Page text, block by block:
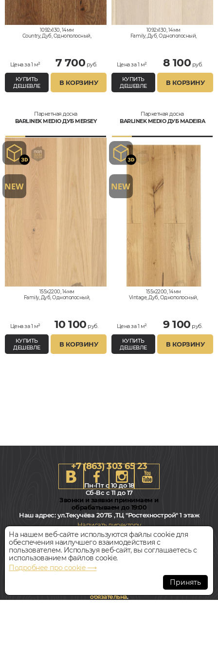
1092x130, 14мм
Country, Дуб, Однополосный,
Цена за 1 м² 7 700 руб.
КУПИТЬ
ДЕШЕВЛЕ
В КОРЗИНУ
1092x130, 14мм
Family, Дуб, Однополосный,
Цена за 1 м² 8 100 руб.
КУПИТЬ
ДЕШЕВЛЕ
В КОРЗИНУ
Паркетная доска
BARLINEK MEDIO ДУБ MERSEY
155x2200, 14мм
Family, Дуб, Однополосный,
Цена за 1 м² 10 100 руб.
КУПИТЬ
ДЕШЕВЛЕ
В КОРЗИНУ
Паркетная доска
BARLINEK MEDIO ДУБ MADEIRA
155x2200, 14мм
Vintage, Дуб, Однополосный,
Цена за 1 м² 9 100 руб.
КУПИТЬ
ДЕШЕВЛЕ
В КОРЗИНУ
+7 (863) 303 65 23
Пн-Пт с 10 до 18
Сб-Вс с 11 до 17
Звонки и заявки принимаем и
обрабатываем до 19:00
Наш адрес:ул.Текучёва 207Б ,ТЦ "Ростехнострой" 1 этаж
Написать директору
Всегда свободная парковка
© Интернет-магазин Polvamvdom.ru 2011-2026. Все права
При копировании материалов прямая ссылка на сайт
обязательна.
На нашем веб-сайте используются файлы cookie для
обеспечения наилучшего взаимодействия с
пользователем. Используя веб-сайт, вы соглашаетесь с
использованием файлов cookie.
Подробнее про cookie ⟶
Принять